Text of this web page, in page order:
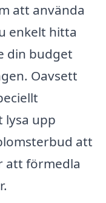
att använda
enkelt hitta
din budget
Oavsett
lysa upp
att
att förmedla